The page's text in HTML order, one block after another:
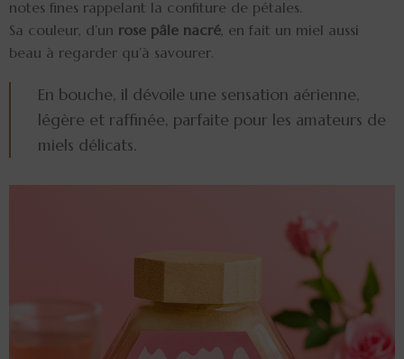
notes fines rappelant la confiture de pétales.
Sa couleur, d’un rose pâle nacré, en fait un miel aussi
beau à regarder qu’à savourer.
En bouche, il dévoile une sensation aérienne,
légère et raffinée, parfaite pour les amateurs de
miels délicats.